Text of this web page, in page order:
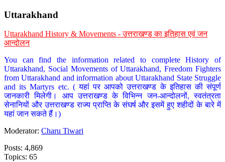
Uttarakhand
Uttarakhand History & Movements - उत्तराखण्ड का इतिहास एवं जन
आन्दोलन
You can find the information related to complete History of
Uttarakhand, Social Movements of Uttarakhand, Freedom Fighters
from Uttarakhand and information about Uttarakhand State Struggle
and its Martyrs etc. ( यहां पर आपको उत्तराखण्ड के इतिहास की संपूर्ण
जानकारी मिलेगी। आप उत्तराखण्ड के विभिन्न जन-आन्दोलनों, स्वतंत्रता
सेनानियों और उत्तराखण्ड राज्य प्राप्ति के संघर्ष और इसमें हुए शहीदों के बारे में
यहां जान सकते हैं।)
Moderator: Charu Tiwari
Posts: 4,869
Topics: 65